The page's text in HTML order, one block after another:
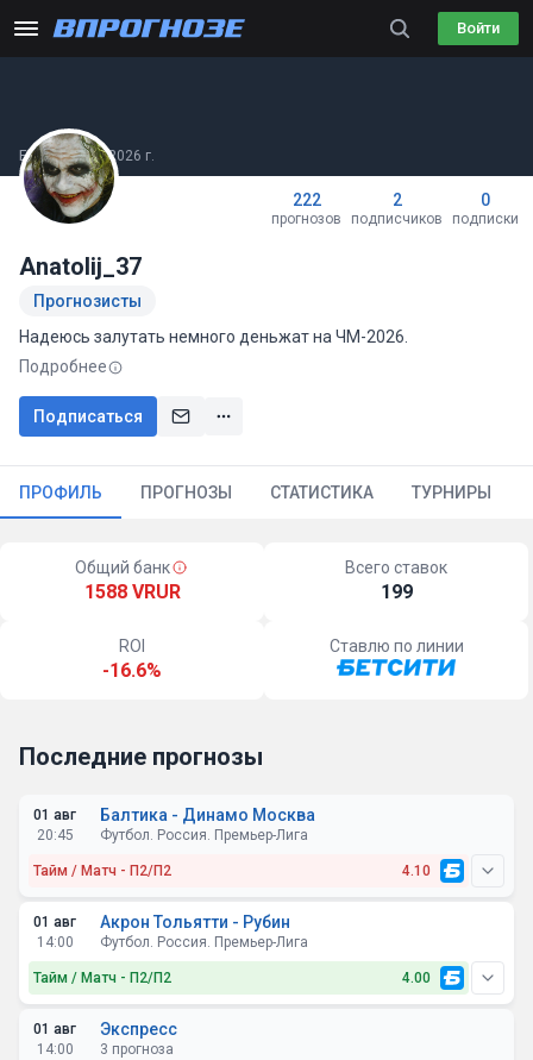
Войти
Был(а) 08.08.2026 г.
222
прогнозов
2
подписчиков
0
подписки
Anatolij_37
Прогнозисты
Надеюсь залутать немного деньжат на ЧМ-2026.
Подробнее
Подписаться
ПРОФИЛЬ ПРОГНОЗЫ СТАТИСТИКА ТУРНИРЫ
Общий банк
1588 VRUR
Всего ставок
199
ROI
-16.6%
Ставлю по линии
Последние прогнозы
01 авг
20:45
Балтика - Динамо Москва
Футбол. Россия. Премьер-Лига
Тайм / Матч - П2/П2 4.10
01 авг
14:00
Акрон Тольятти - Рубин
Футбол. Россия. Премьер-Лига
Тайм / Матч - П2/П2 4.00
01 авг
14:00
Экспресс
3 прогноза